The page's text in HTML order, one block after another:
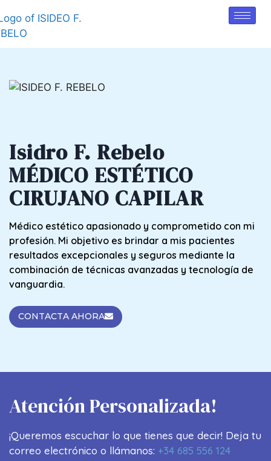
Isidro F. Rebelo
MÉDICO ESTÉTICO
CIRUJANO CAPILAR
Médico estético apasionado y comprometido con mi
profesión. Mi objetivo es brindar a mis pacientes
resultados excepcionales y seguros mediante la
combinación de técnicas avanzadas y tecnología de
vanguardia.
CONTACTA AHORA
Atención Personalizada!
¡Queremos escuchar lo que tienes que decir! Deja tu
correo electrónico o llámanos: +34 685 556 124